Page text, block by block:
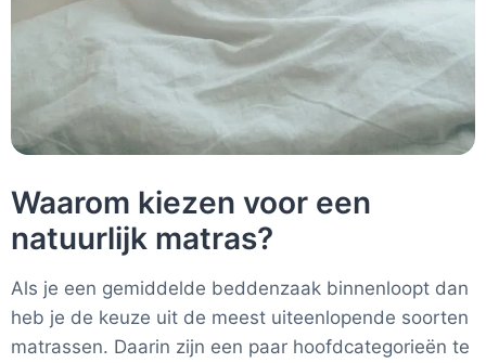
Waarom kiezen voor een
natuurlijk matras?
Als je een gemiddelde beddenzaak binnenloopt dan
heb je de keuze uit de meest uiteenlopende soorten
matrassen. Daarin zijn een paar hoofdcategorieën te